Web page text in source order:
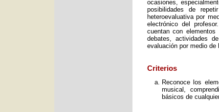
ocasiones,
posibilidades de
heteroevaluativa por
electrónico del
cuentan con
debates, actividades
evaluación por medio
Criterios
Reconoce los
musical,
básicos de